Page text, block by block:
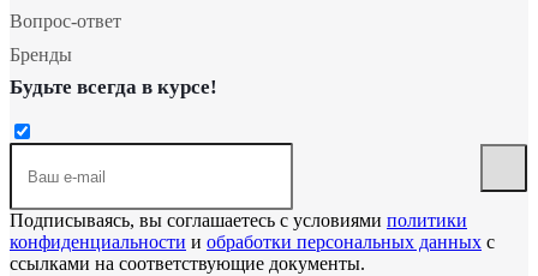
Вопрос-ответ
Бренды
Будьте всегда в курсе!
Подписываясь, вы соглашаетесь с условиями политики
конфиденциальности и обработки персональных данных с
ссылками на соответствующие документы.